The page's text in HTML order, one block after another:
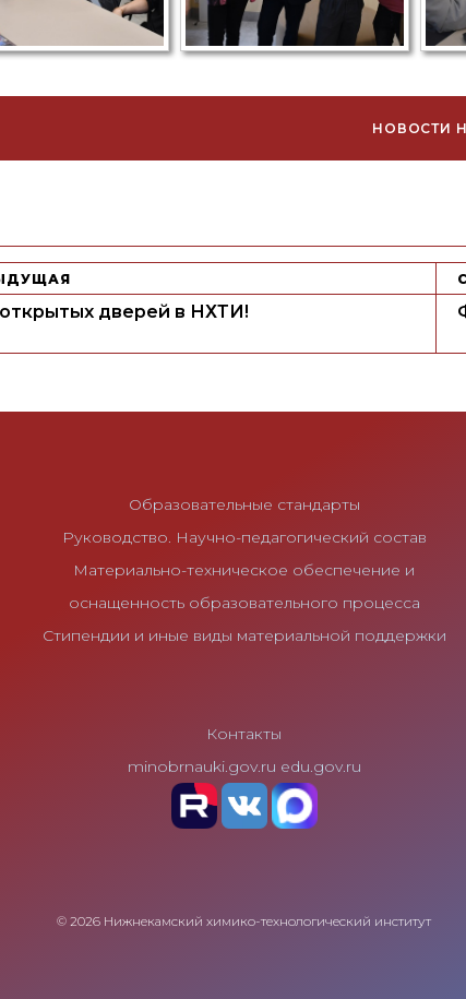
НОВОСТИ
дверей в НХТИ!
Образовательные стандарты
Руководство. Научно-педагогический состав
Материально-техническое обеспечение и
оснащенность образовательного процесса
Стипендии и иные виды материальной поддержки
Контакты
minobrnauki.gov.ru edu.gov.ru
© 2026 Нижнекамский химико-технологический институт